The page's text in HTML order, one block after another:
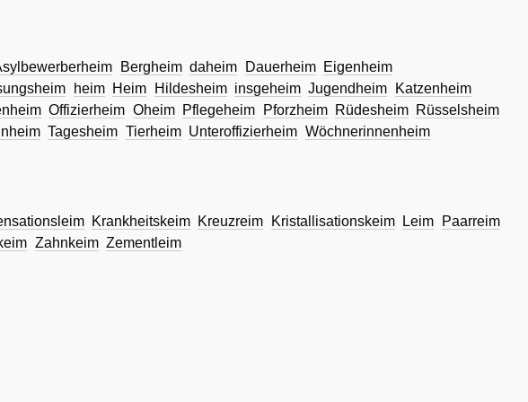
Bergheim daheim Dauerheim
Eigenheim
heim Heim Hildesheim insgeheim Jugendheim
Katzenheim
Offizierheim Oheim Pflegeheim Pforzheim Rüdesheim Rüsselsheim
Tagesheim Tierheim Unteroffizierheim Wöchnerinnenheim
Krankheitskeim Kreuzreim Kristallisationskeim Leim
Paarreim
Zahnkeim Zementleim